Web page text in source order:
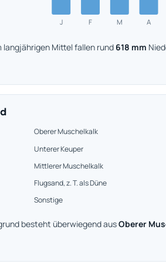
J F M A
langjährigen Mittel fallen rund 618 mm
Oberer Muschelkalk
Unterer Keuper
Mittlerer Muschelkalk
Flugsand, z. T. als Düne
Sonstige
besteht überwiegend ausOberer